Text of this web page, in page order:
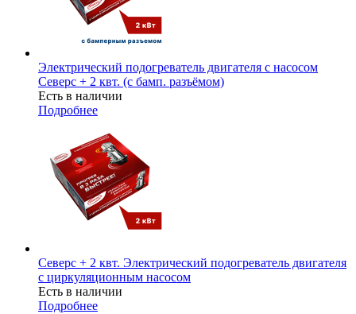
Электрический подогреватель двигателя с насосом
Северс + 2 квт. (с бамп. разъёмом)
Есть в наличии
Подробнее
Северс + 2 квт. Электрический подогреватель двигателя
с циркуляционным насосом
Есть в наличии
Подробнее